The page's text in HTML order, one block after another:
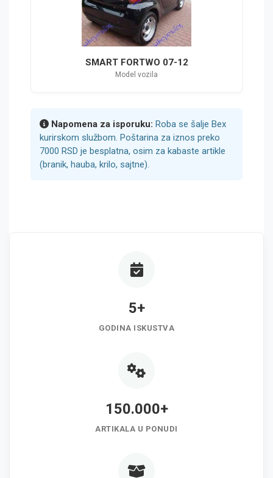
SMART FORTWO 07-12
Model vozila
Napomena za isporuku: Roba se šalje Bex
kurirskom službom. Poštarina za iznos preko
7000 RSD je besplatna, osim za kabaste artikle
(branik, hauba, krilo, sajtne).
5+
GODINA ISKUSTVA
150.000+
ARTIKALA U PONUDI